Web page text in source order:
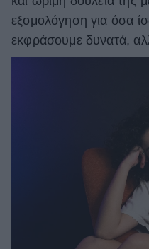
εξομολόγηση για όσα
εκφράσουμε δυνατά,